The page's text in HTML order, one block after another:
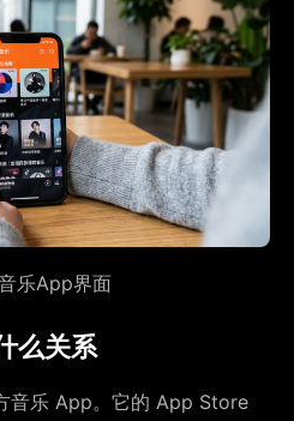
乐App界面
么关系
音乐 App。它的 App Store